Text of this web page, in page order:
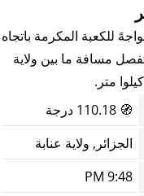
للكعبة المكرمة باتجاه
مسافة ما بين ولاية
🧭
الجزائر, ولاية عنابة
9:48 PM